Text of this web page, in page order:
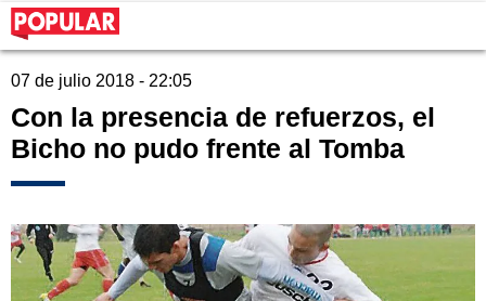
07 de julio 2018 - 22:05
Con la presencia de refuerzos, el
Bicho no pudo frente al Tomba